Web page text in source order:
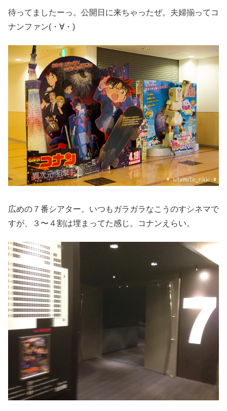
待ってましたーっ。公開日に来ちゃったぜ。夫婦揃ってコ
ナンファン(・∀・)
広めの７番シアター。いつもガラガラなこうのすシネマで
すが、３〜４割は埋まってた感じ。コナンえらい。